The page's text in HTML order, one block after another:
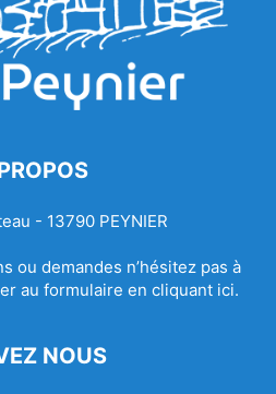
- 13790 PEYNIER
ou demandes n’hésitez pas à
au formulaire en cliquant ici.
NOUS